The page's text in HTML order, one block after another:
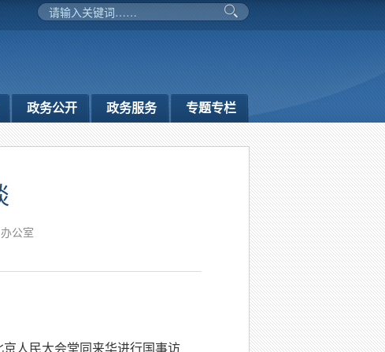
政务公开 政务服务 专题专栏
公室
人民大会堂同来华进行国事访